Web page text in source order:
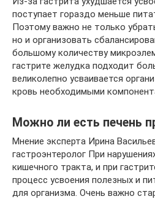
поступает гораздо меньше
Поэтому важно не только
но и организовать
большому количеству
гастрите желудка подходит
великолепно усваивается
кровь необходимыми
Можно ли есть печень
Мнение эксперта Ирина
гастроэнтеролог При
кишечного тракта, и при
процесс усвоения полезных и
для организма. Очень важно